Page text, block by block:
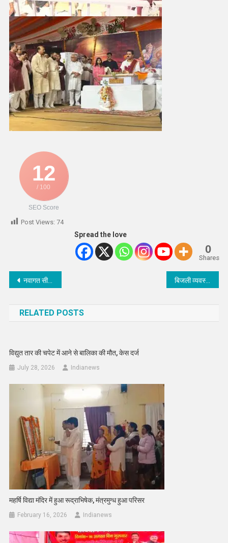
12
/ 100
SEO Score
Post Views: 74
Spread the love
0
Shares
Post
नवागत सीडीओ दयानन्द प्रसाद ने सम्भाला कार्यभार, बैठकें की बिजली व्यवस्था की मंडलायुक्त ने की समीक्षा, दिए कड़े निर्देश
RELATED POSTS
विद्युत तार की चपेट में आने से बालिका की मौत, केस दर्ज
July 28, 2026 Indianews
महर्षि विद्या मंदिर में हुआ रूद्राभिषेक, मंत्रमुग्ध हुआ परिसर
February 16, 2026 Indianews